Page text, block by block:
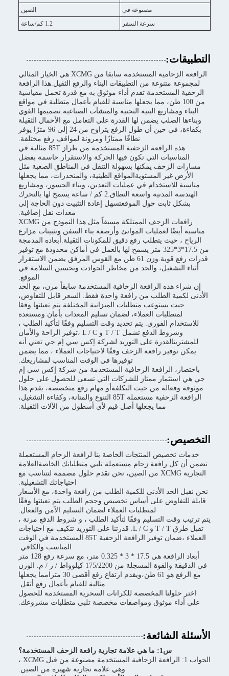
مصنوعة في
الصين
سرعة السفر
1.2 كم/ساعة
التطبيقات:
الرافعة الزحامية المستخدمة سابقا من XCMG هي الخيار المثالي
لمجموعة متنوعة من التطبيقات البناء والرفع الثقيل.هذا الرافعة
الزحفية المستخدمة تقدم أداء موثوق به مع قدرة تحمل مقياسية
من 100 طن، مما يجعلها مناسبة للقيام بأعمال متطلبة في مواقع
البناء ومشاريع البنية التحتية والمنشآت الصناعية.تصميمها القوي
وبناءها الصلب يضمن لها القدرة على التعامل مع الأحمال الثقيلة
بكفاءة، في حين أن طول الرفع يتراوح من 24 إلى 96 مترًا يوفر
نطاقًا ممتازًا ومرونة لمواقف رفع مختلفة.
هذه الرافعة الزحفية المستخدمة من طراز 85T مثالية في
المناسبات التي تكون فيها الحركة والاستقرار حاسمة بفضل
مسارات الزحف يمكنها بسهولة التنقل في المناطق الصعبة مثل
الأرض غير المستويةالمواقع الطينية، والمنحدرات، مما يجعلها
مناسبة للاستخدام في عمليات التعدين، وبناء الجسور، ومشاريع
الهندسة المدنية واسعة النطاق.2 كم / ساعة يسمح لها بالتحرك
بشكل ثابت حول الموقعتسهل إعادة التثبيت دون الحاجة إلى
معدات نقل إضافية.
رافعات الزحف الممتلكة مسبقاً مثل هذا النموذج من XCMG
مناسبة أيضًا لعمليات الموانئ وأرصفة بناء السفن وتثبيتات مزارع
الرياح ، حيث يتطلب رفع دقيق للمكونات الثقيلة.أبعاده المدمجة
من 17.5*3*325 متر يسمح لها بالعمل في أماكن محدودة مع توفير
قدرات رفع قوية.وزن 61 طن مع القوس المرفق يضمن الاستقرار
أثناء التشغيل، والحد من مخاطر الحوادث وتحسين السلامة في
الموقع.
إن شراء هذه الرافعة الزحافية المستخدمة سابقاً مرن، مع الحد
الأدنى لكمية الطلب من رافعة واحدة فقط. السعر قابل للتفاوض،
حيث يستوعب متطلبات الميزانية المختلفة.يتم تعبئتها وفقا
لمتطلبات العملاء، لضمان تسليم المعدات بأمان ومستعدة
للاستخدام الفوري. يتم تحديد وقت التسليم وفقًا لتأكيد الطلب ،
وشروط الدفع تشمل T / T و L / C ،توفير الراحة والأمان
للمشترينالقدرة على التوريد لشركة إكس سي إم جي تعني أنه
يمكن توفير رافعة الزحف وفقًا لاحتياجات العملاء ، مما يضمن
توفيرها في الوقت المناسب لمشاريعك.
باختصار، الرافعة الزحافية المستخدمة من شركة إكس سي إم
جي هي استثمار ممتاز للشركات التي تسعى للحصول على حلول
موثوقة وفعالة من حيث التكلفةأو مهام رفع متخصصة، يقدم هذا
الرافعة الزحفية مستعملة 85T التنوع والمتانة، وكفاءة التشغيل،
مما يجعلها أصل قيم لأي أسطول من الآلات الثقيلة.
التخصيص:
خدمات تخصيص المنتجات الخاصة بنا لرافعة الزحام المستعملة
تضمن أن كل رافعة زحام مستعملة تلبي متطلباتك الخاصةالعلامة
التجارية XCMG من الصين، نحن نقدم حلول مصممة لتتناسب مع
احتياجاتك التشغيلية.
نحن نقبل الحد الأدنى للكمية الطلب من رافعة واحدة، مع الأسعار
قابلة للتفاوض على أساس تخصيص وحجم الطلب.يتم تعبئتها وفقًا
لمتطلبات العملاء لضمان التسليم الآمن والفعال.
يتم ترتيب وقت التسليم وفقًا لتأكيد الطلب ، و شروط الدفع مرنة ،
تقبل طرق T / T و L / C. قدرتنا على التوريد تتكيف مع احتياجات
العملاء ،ضمان توفير الرافعة الزحفية 85T المستخدمة في الوقت
المناسب والكافي.
أبعاد الرافعة هي 17.5 * 3 * 0.325 متر، مع سرعة رفع 128 متر
في الدقيقة والقوة المسجلة من 175/2200 كيلوواط / ر / م. الوزن
مع الرفع هو 61 طن،ويقدم ارتفاع رفع أقصى 30 مترامما يجعلها
مثالية للقيام بأعمال رفع أثقل.
اختر حلولنا المخصصة للكرانات السحرية المستخدمة للحصول
على أداء موثوق ومواصفات مخصصة تلبي متطلبات مشروعك.
الأسئلة الشائعة:
س1: ما هي علامة تجارية رافعة الزحف المستخدمة؟
الجواب 1: الرافعة الزحافية المستخدمة مصنوعة من قبل XCMG ،
وهي علامة تجارية شهيرة من الصين.